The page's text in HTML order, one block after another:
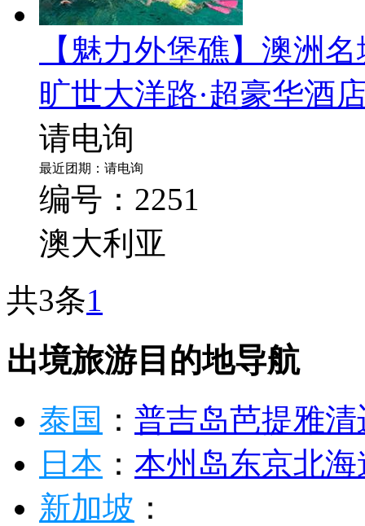
【魅力外堡礁】澳洲
旷世大洋路·超豪华酒
请电询
最近团期：请电询
编号：2251
澳大利亚
共3条1
出境旅游目的地导航
泰国 ： 普吉岛芭提雅清
日本 ： 本州岛东京北海
新加坡 ：